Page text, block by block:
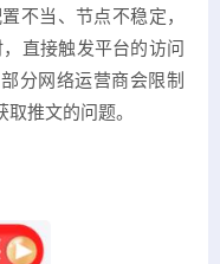
不当、节点不稳定，
直接触发平台的访问
分网络运营商会限制
推文的问题。